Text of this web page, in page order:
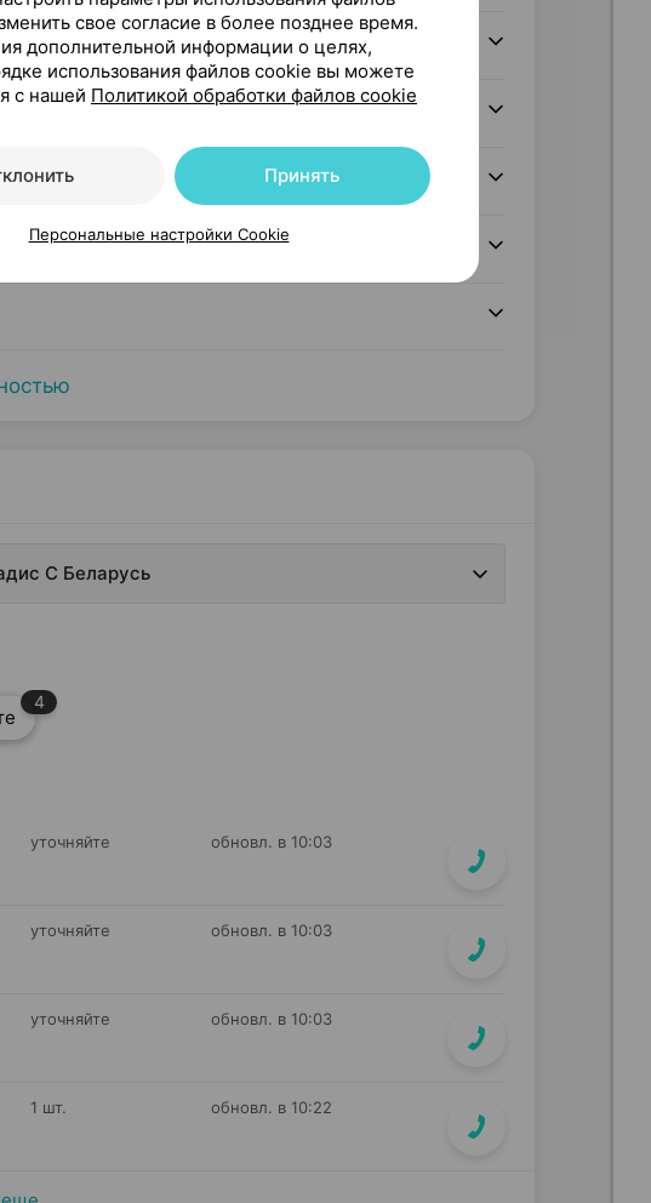
С Беларусь
4
уточняйте обновл. в 10:03
уточняйте обновл. в 10:03
уточняйте обновл. в 10:03
1 шт. обновл. в 10:22
свое согласие в более позднее время.
дополнительной информации о целях,
использования файлов cookie вы можете
с нашей Политикой обработки файлов cookie
Принять
Персональные настройки Cookie